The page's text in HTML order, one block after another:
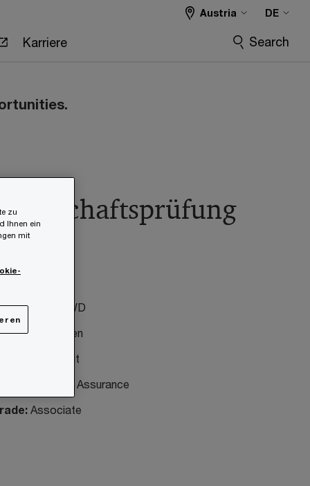
Karriere
Austria DE
Search
ID:
696091WD
Wien
Vollzeit
Assurance
Associate
zu
Ihnen ein
mit